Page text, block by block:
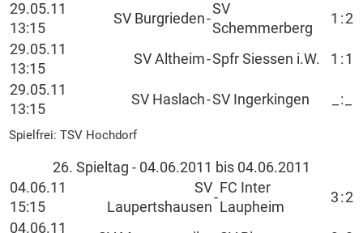
29.05.11
13:15
SV Burgrieden-
SV
Schemmerberg
1 :2
29.05.11
13:15
SV Altheim-Spfr Siessen i.W. 1 : 1
29.05.11
13:15
SV Haslach-SV Ingerkingen :
Spielfrei: TSV Hochdorf
26. Spieltag - 04.06.2011 bis 04.06.2011
04.06.11
15:15
SV
Laupertshausen
-
FC Inter
Laupheim
3 :2
04.06.11